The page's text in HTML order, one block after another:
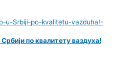
по квалитету ваздуха!